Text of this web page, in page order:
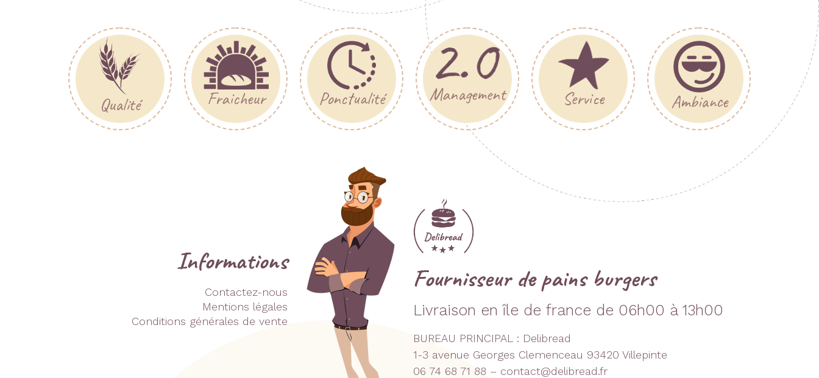
Qualité Fraicheur Ponctualité Management Service Ambiance
Informations
Contactez-nous
Mentions légales
Conditions générales de vente
Fournisseur de pains burgers
Livraison en île de france de 06h00 à 13h00
BUREAU PRINCIPAL : Delibread
1-3 avenue Georges Clemenceau 93420 Villepinte
06 74 68 71 88 – contact@delibread.fr